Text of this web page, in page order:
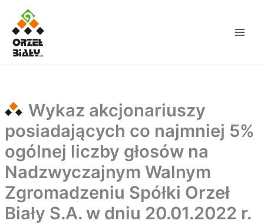
Przejdź
treści
Wykaz akcjonariuszy
posiadających co najmniej 5%
ogólnej liczby głosów na
Nadzwyczajnym Walnym
Zgromadzeniu Spółki Orzeł
Biały S.A. w dniu 20.01.2022 r.